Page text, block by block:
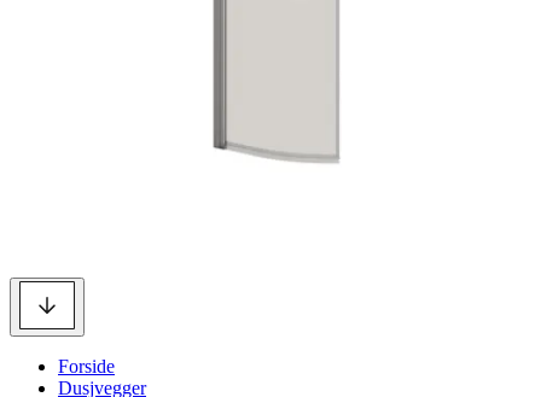
Forside
Dusjvegger